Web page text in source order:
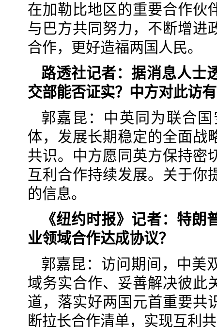
在加勒比地区的重要合作伙
与巴方共同努力，不断增进
合作，更好造福两国人民。
路透社记者：据消息人士
交部能否证实？中方对此访
郭嘉昆：中英同为联合
体，发展长期稳定的全面战
共识。中方愿同英方保持密
互利合作持续发展。关于你
的信息。
《纽约时报》记者：特
业领域合作达成协议？
郭嘉昆：访问期间，中美
域务实合作、妥善解决彼此
道，落实好两国元首重要共
断拉长合作清单，实现互利